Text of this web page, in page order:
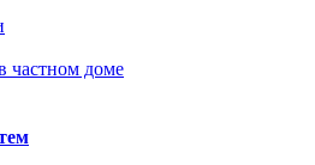
частном доме